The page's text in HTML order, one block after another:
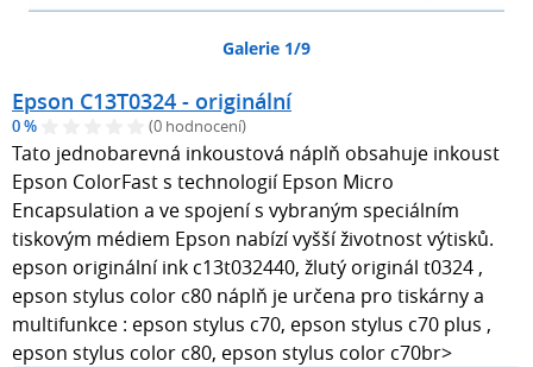
Galerie 1/9
Epson C13T0324 - originální
0 % (0 hodnocení)
Tato jednobarevná inkoustová náplň obsahuje inkoust
Epson ColorFast s technologií Epson Micro
Encapsulation a ve spojení s vybraným speciálním
tiskovým médiem Epson nabízí vyšší životnost výtisků.
epson originální ink c13t032440, žlutý originál t0324 ,
epson stylus color c80 náplň je určena pro tiskárny a
multifunkce : epson stylus c70, epson stylus c70 plus ,
epson stylus color c80, epson stylus color c70br>